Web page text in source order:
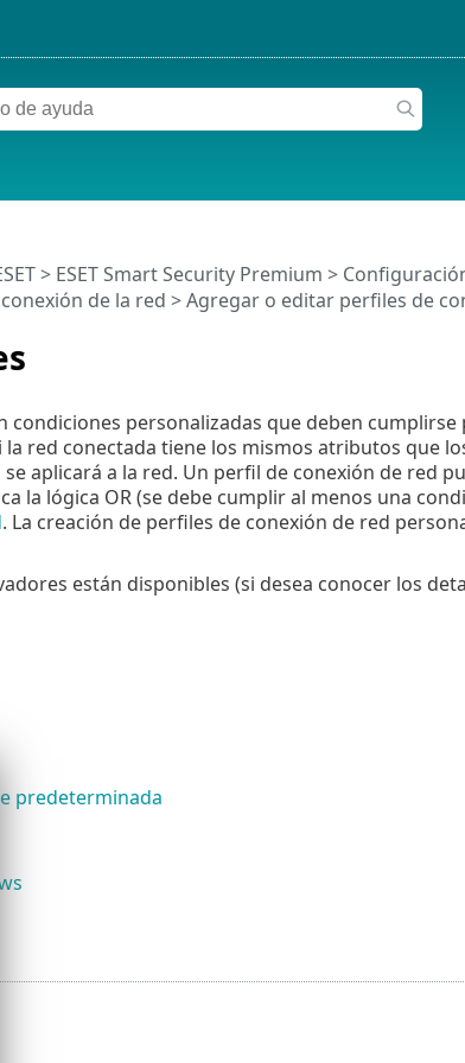
> ESET Smart Security Premium >
de la red >Agregar o editar perfiles de
condiciones personalizadas que deben cumplirse
la red conectada tiene los mismos atributos que
aplicará a la red. Un perfil de conexión de red
la lógica OR (se debe cumplir al menos una
. La creación de perfiles de conexión de red
están disponibles (si desea conocer los
predeterminada